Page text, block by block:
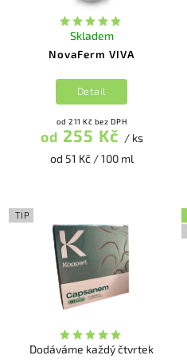
NovaFerm VIVA
Skladem
od 211 Kč bez DPH
od 255 Kč / ks
od 51 Kč / 100 ml
Detail
TIP
Dodáváme každý čtvrtek